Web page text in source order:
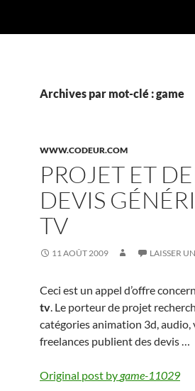
Archives par mot-clé : game
WWW.CODEUR.COM
PROJET ET
DEVIS
TV
11 AOÛT 2009 LAISSER
Ceci est un appel d’offre
tv. Le porteur de projet
catégories animation 3d,
freelances publient des devis …
Original post bygame-11029